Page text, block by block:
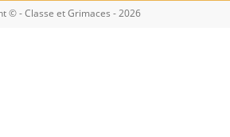
© - Classe et Grimaces - 2026